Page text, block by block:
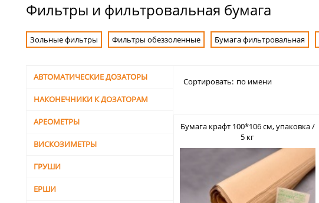
Фильтры и фильтровальная бумага
Зольные фильтры Фильтры обеззоленные Бумага фильтровальная
АВТОМАТИЧЕСКИЕ ДОЗАТОРЫ
НАКОНЕЧНИКИ К ДОЗАТОРАМ
АРЕОМЕТРЫ
ВИСКОЗИМЕТРЫ
ГРУШИ
ЕРШИ
Сортировать: по имени
Бумага крафт 100*106 см, упаковка /
5 кг